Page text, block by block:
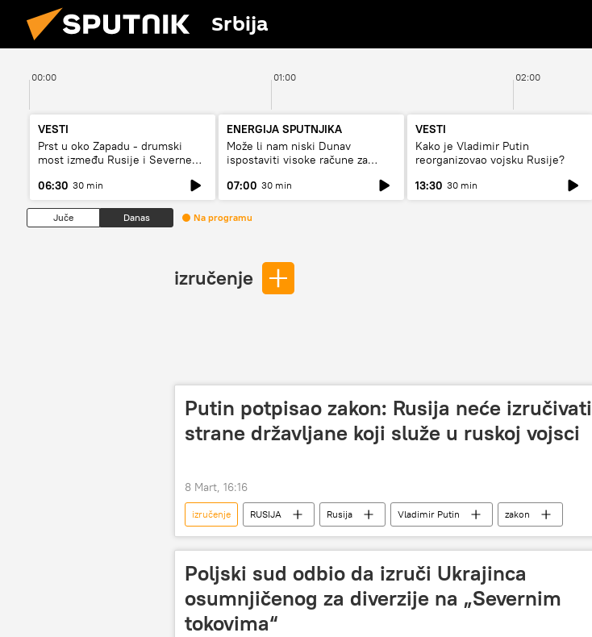
Srbija
00:00 01:00 02:00
VESTI
Prst u oko Zapadu - drumski
most između Rusije i Severne
06:30 30 min
ENERGIJA SPUTNJIKA
Može li nam niski Dunav
ispostaviti visoke račune za
07:00 30 min
VESTI
Kako je Vladimir Putin
reorganizovao vojsku Rusije?
13:30 30 min
Juče Danas Na programu
izručenje
Putin potpisao zakon: Rusija neće izručivati
strane državljane koji služe u ruskoj vojsci
8 Mart, 16:16
izručenje RUSIJA Rusija Vladimir Putin zakon
Poljski sud odbio da izruči Ukrajinca
osumnjičenog za diverzije na „Severnim
tokovima“